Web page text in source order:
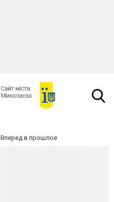
Вперед в прошлое